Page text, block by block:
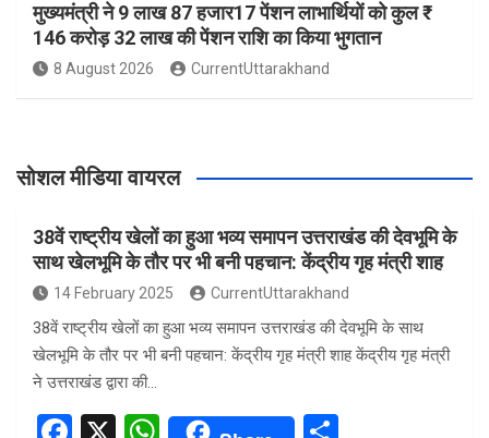
मुख्यमंत्री ने 9 लाख 87 हजार17 पेंशन लाभार्थियों को कुल ₹
146 करोड़ 32 लाख की पेंशन राशि का किया भुगतान
8 August 2026 CurrentUttarakhand
सोशल मीडिया वायरल
38वें राष्ट्रीय खेलों का हुआ भव्य समापन उत्तराखंड की देवभूमि के
साथ खेलभूमि के तौर पर भी बनी पहचान: केंद्रीय गृह मंत्री शाह
14 February 2025 CurrentUttarakhand
38वें राष्ट्रीय खेलों का हुआ भव्य समापन उत्तराखंड की देवभूमि के साथ
खेलभूमि के तौर पर भी बनी पहचान: केंद्रीय गृह मंत्री शाह केंद्रीय गृह मंत्री
ने उत्तराखंड द्वारा की…